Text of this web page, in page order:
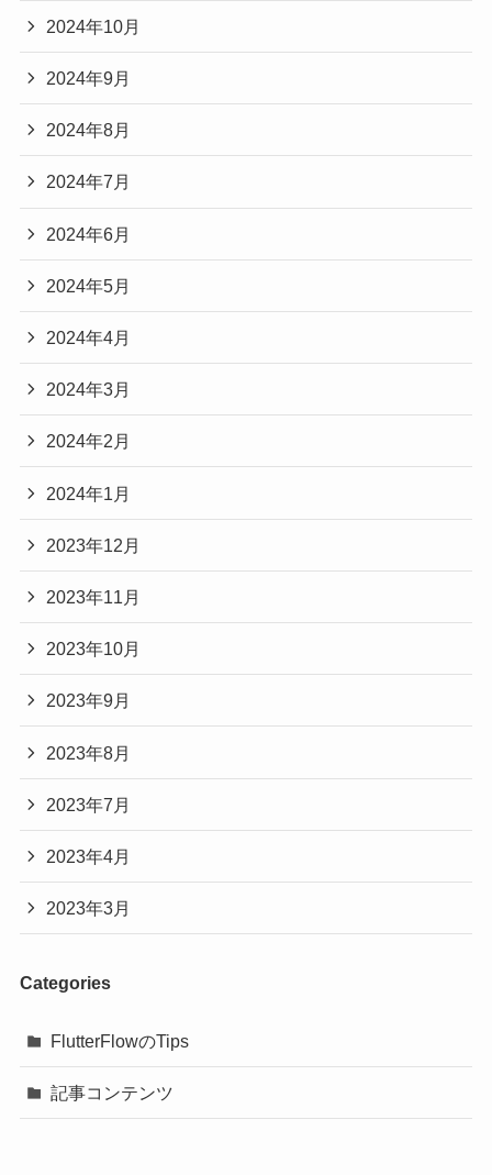
2024年10月
2024年9月
2024年8月
2024年7月
2024年6月
2024年5月
2024年4月
2024年3月
2024年2月
2024年1月
2023年12月
2023年11月
2023年10月
2023年9月
2023年8月
2023年7月
2023年4月
2023年3月
Categories
FlutterFlowのTips
記事コンテンツ